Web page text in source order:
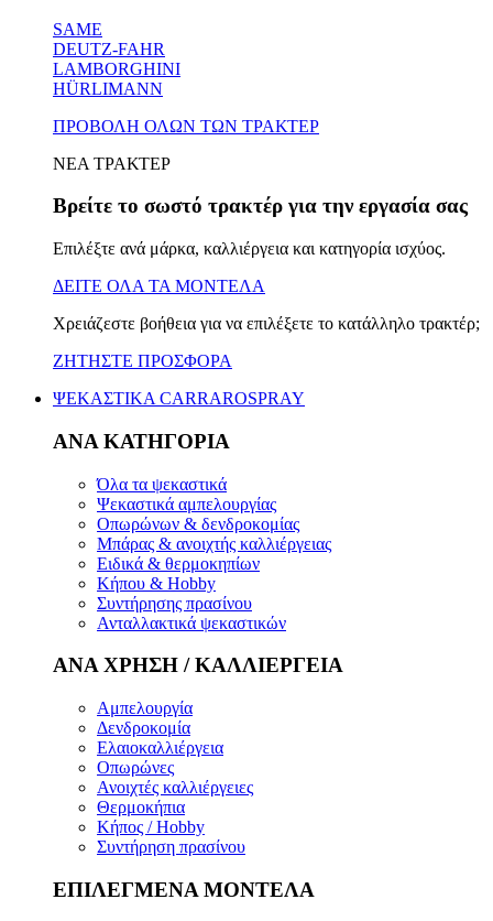
SAME
DEUTZ-FAHR
LAMBORGHINI
HÜRLIMANN
ΠΡΟΒΟΛΗ ΟΛΩΝ ΤΩΝ ΤΡΑΚΤΕΡ
ΝΕΑ ΤΡΑΚΤΕΡ
Βρείτε το σωστό τρακτέρ για την εργασία σας
Επιλέξτε ανά μάρκα, καλλιέργεια και κατηγορία ισχύος.
ΔΕΙΤΕ ΟΛΑ ΤΑ ΜΟΝΤΕΛΑ
Χρειάζεστε βοήθεια για να επιλέξετε το κατάλληλο τρακτέρ;
ΖΗΤΗΣΤΕ ΠΡΟΣΦΟΡΑ
ΨΕΚΑΣΤΙΚΑ CARRAROSPRAY
ΑΝΑ ΚΑΤΗΓΟΡΙΑ
Όλα τα ψεκαστικά
Ψεκαστικά αμπελουργίας
Οπωρώνων & δενδροκομίας
Μπάρας & ανοιχτής καλλιέργειας
Ειδικά & θερμοκηπίων
Κήπου & Hobby
Συντήρησης πρασίνου
Ανταλλακτικά ψεκαστικών
ΑΝΑ ΧΡΗΣΗ / ΚΑΛΛΙΕΡΓΕΙΑ
Αμπελουργία
Δενδροκομία
Ελαιοκαλλιέργεια
Οπωρώνες
Ανοιχτές καλλιέργειες
Θερμοκήπια
Κήπος / Hobby
Συντήρηση πρασίνου
ΕΠΙΛΕΓΜΕΝΑ ΜΟΝΤΕΛΑ